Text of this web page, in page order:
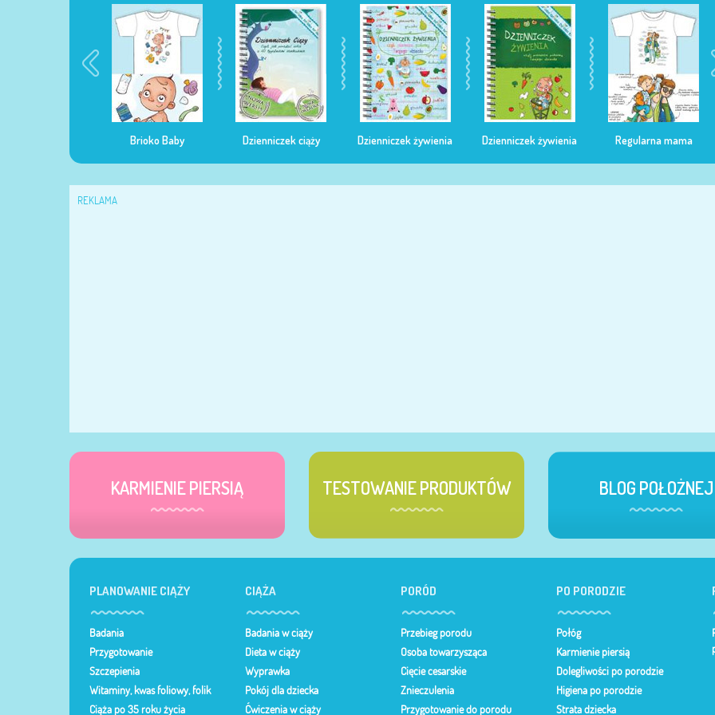
Brioko Baby Dzienniczek ciąży Dzienniczek żywienia Dzienniczek żywienia Regularna mama
REKLAMA
KARMIENIE PIERSIĄ TESTOWANIE PRODUKTÓW BLOG POŁOŻNEJ
PLANOWANIE CIĄŻY
Badania
Przygotowanie
Szczepienia
Witaminy, kwas foliowy, folik
Ciąża po 35 roku życia
CIĄŻA
Badania w ciąży
Dieta w ciąży
Wyprawka
Pokój dla dziecka
Ćwiczenia w ciąży
PORÓD
Przebieg porodu
Osoba towarzysząca
Cięcie cesarskie
Znieczulenia
Przygotowanie do porodu
PO PORODZIE
Połóg
Karmienie piersią
Dolegliwości po porodzie
Higiena po porodzie
Strata dziecka